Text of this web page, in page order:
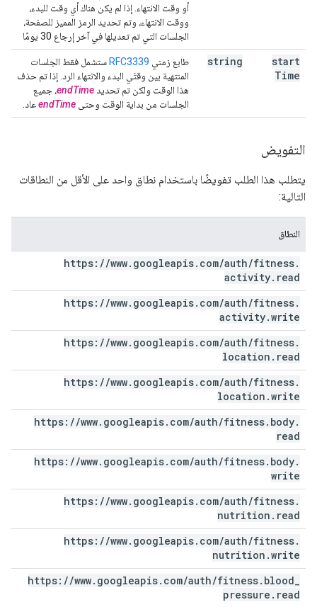
أو وقت الانتهاء. إذا لم يكن هناك أي وقت للبدء،
ووقت الانتهاء، وتم تحديد الرمز المميز للصفحة،
الجلسات التي تم تعديلها في آخر إرجاع 30 يومًا
start
Time
string طابع زمني RFC3339 ستشمل فقط الجلسات
المنتهية بين وقتَي البدء والانتهاء الرد. إذا تم حذف
هذا الوقت ولكن تم تحديد endTime، جميع
الجلسات من بداية الوقت وحتى endTimeعاد.
التفويض
يتطلب هذا الطلب تفويضًا باستخدام نطاق واحد على الأقل من النطاقات
التالية:
النطاق
https: //www. googleapis. com/auth/fitness.
activity. read
https: //www. googleapis. com/auth/fitness.
activity.write
https: //www. googleapis. com/auth/fitness.
location . read
https: //www. googleapis. com/auth/fitness.
location .write
https: //www. googleapis. com/auth/fitness. body.
read
https: //www. googleapis. com/auth/fitness. body.
write
https: //www. googleapis. com/auth/fitness.
nutrition . read
https: //www. googleapis. com/auth/fitness.
nutrition .write
https: //www. googleapis. com/auth/fitness. blood
pressure . read